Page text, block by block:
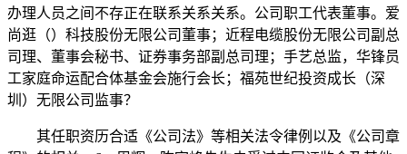
办理人员之间不存正在联系关系关系。公司职工代表董事。爱
尚逛（）科技股份无限公司董事；近程电缆股份无限公司副总
司理、董事会秘书、证券事务部副总司理；手艺总监，华锋员
工家庭命运配合体基金会施行会长；福苑世纪投资成长（深
圳）无限公司监事？
其任职资历合适《公司法》等相关法令律例以及《公司章